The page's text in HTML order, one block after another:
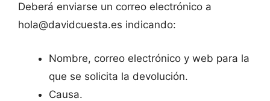
Deberá enviarse un correo electrónico a
hola@davidcuesta.es indicando:
Nombre, correo electrónico y web para la
que se solicita la devolución.
Causa.